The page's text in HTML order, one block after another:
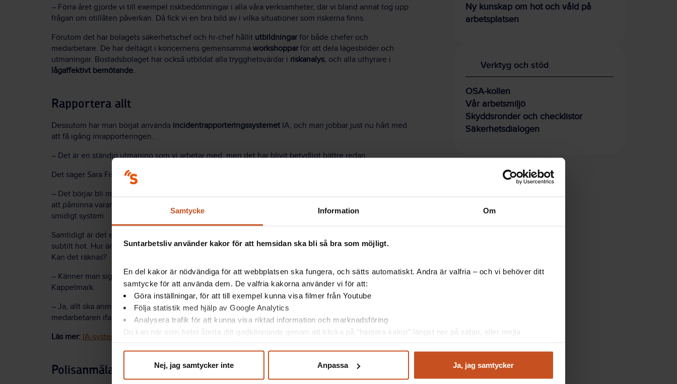
Samtycke Information Om
Suntarbetsliv använder kakor för att hemsidan ska bli så bra som möjligt.
En del kakor är nödvändiga för att webbplatsen ska fungera, och sätts automatiskt. Andra är valfria – och vi behöver ditt
samtycke för att använda dem. De valfria kakorna använder vi för att:
Göra inställningar, för att till exempel kunna visa filmer från Youtube
Följa statistik med hjälp av Google Analytics
Analysera trafik för att kunna visa riktad information och marknadsföring
Du kan när som helst återta ditt godkännande genom att klicka på ”hantera kakor” längst ner på sidan, eller mejla
Nej, jag samtycker inte Anpassa Ja, jag samtycker
– Förra året gjorde vi till exempel riskbedömningar i alla våra verksamheter, där vi bland annat tog upp
frågan om otillåten påverkan. Då fick vi en bra bild av i vilka situationer som riskerna finns.
Förutom det har bolagets säkerhetschef och hr-chef hållit utbildningarför både chefer och
medarbetare. De har deltagit i koncernens gemensamma workshopparför att dela lägesbilder och
utmaningar. Bostadsbolaget har också utbildat alla trygghetsvärdar i riskanalys, och alla uthyrare i
lågaffektivt bemötande.
Rapportera allt
Dessutom har man börjat använda incidentrapporteringssystemet IA, och man jobbar just nu hårt med
att få igång inrapporteringen.
– Det är en ständig utmaning som vi arbetar med, men det har blivit betydligt bättre redan.
Det säger Sara Fischer. Hon får medhåll av skyddsombudet och fastighetsvärden Simon Kappelmark.
– Det börjar bli mer naturligt för alla att använda IA, och vi blir bättre på
att påminna varandra om att gå in och rapportera. Det är ett väldigt
smidigt system.
Samtidigt är det en utmaning att hitta gränsen för vad som räknas som ett
subtilt hot. Hur är det om någon säger ”jag såg att du har en ny fin bil”.
Kan det räknas?
– Känner man sig hotad så är man hotad, så enkelt är det, säger Simon
Kappelmark.
– Ja, allt ska anmälas i IA. Sedan bedömer vi tillsammans med
medarbetaren ifall det är läge att också göra en polisanmälan, säger Sara Fischer.
Läs mer: IA-systemet: 5 steg till en säkrare arbetsplats
Polisanmälan eller störningsjouren
Ny kunskap om hot och våld på
arbetsplatsen
Verktyg och stöd
OSA-kollen
Vår arbetsmiljö
Skyddsronder och checklistor
Säkerhetsdialogen